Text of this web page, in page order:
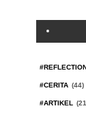
#CERITA (44)
#ARTIKEL